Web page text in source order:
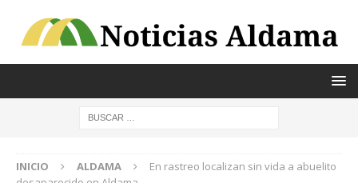
INICIO ALDAMA
En rastreo localizan sin vida a abuelito